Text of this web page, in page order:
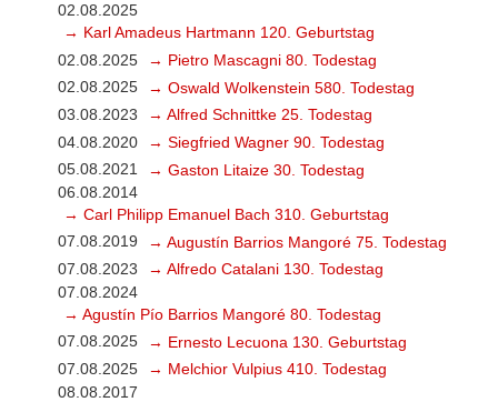
02.08.2025
→ Karl Amadeus Hartmann 120. Geburtstag
02.08.2025
→ Pietro Mascagni 80. Todestag
02.08.2025
→ Oswald Wolkenstein 580. Todestag
03.08.2023
→ Alfred Schnittke 25. Todestag
04.08.2020
→ Siegfried Wagner 90. Todestag
05.08.2021
→ Gaston Litaize 30. Todestag
06.08.2014
→ Carl Philipp Emanuel Bach 310. Geburtstag
07.08.2019
→ Augustín Barrios Mangoré 75. Todestag
07.08.2023
→ Alfredo Catalani 130. Todestag
07.08.2024
→ Agustín Pío Barrios Mangoré 80. Todestag
07.08.2025
→ Ernesto Lecuona 130. Geburtstag
07.08.2025
→ Melchior Vulpius 410. Todestag
08.08.2017